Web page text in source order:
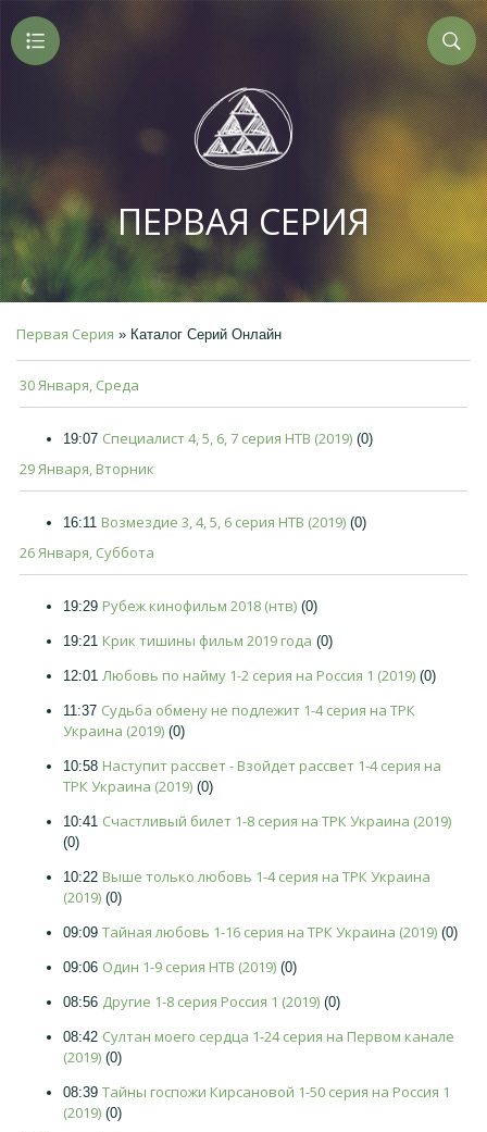
ПЕРВАЯ СЕРИЯ
Первая Серия » Каталог Серий Онлайн
30 Января, Среда
19:07 Специалист 4, 5, 6, 7 серия НТВ (2019) (0)
29 Января, Вторник
16:11 Возмездие 3, 4, 5, 6 серия НТВ (2019) (0)
26 Января, Суббота
19:29 Рубеж кинофильм 2018 (нтв) (0)
19:21 Крик тишины фильм 2019 года (0)
12:01 Любовь по найму 1-2 серия на Россия 1 (2019) (0)
11:37 Судьба обмену не подлежит 1-4 серия на ТРК
Украина (2019) (0)
10:58 Наступит рассвет - Взойдет рассвет 1-4 серия на
ТРК Украина (2019) (0)
10:41 Счастливый билет 1-8 серия на ТРК Украина (2019)
(0)
10:22 Выше только любовь 1-4 серия на ТРК Украина
(2019) (0)
09:09 Тайная любовь 1-16 серия на ТРК Украина (2019) (0)
09:06 Один 1-9 серия НТВ (2019) (0)
08:56 Другие 1-8 серия Россия 1 (2019) (0)
08:42 Султан моего сердца 1-24 серия на Первом канале
(2019) (0)
08:39 Тайны госпожи Кирсановой 1-50 серия на Россия 1
(2019) (0)